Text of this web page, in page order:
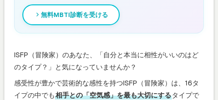
無料MBTI診断を受ける
ISFP（冒険家）のあなた、「自分と本当に相性がいいのはど
のタイプ？」と気になっていませんか？
感受性が豊かで芸術的な感性を持つISFP（冒険家）は、16タ
イプの中でも相手との「空気感」を最も大切にするタイプで